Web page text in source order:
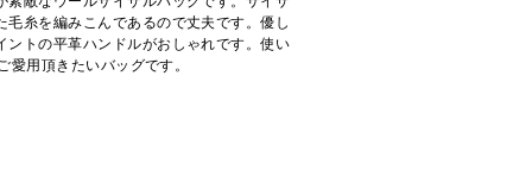
毛糸を編みこんであるので丈夫です。優し
ントの平革ハンドルがおしゃれです。使い
用頂きたいバッグです。